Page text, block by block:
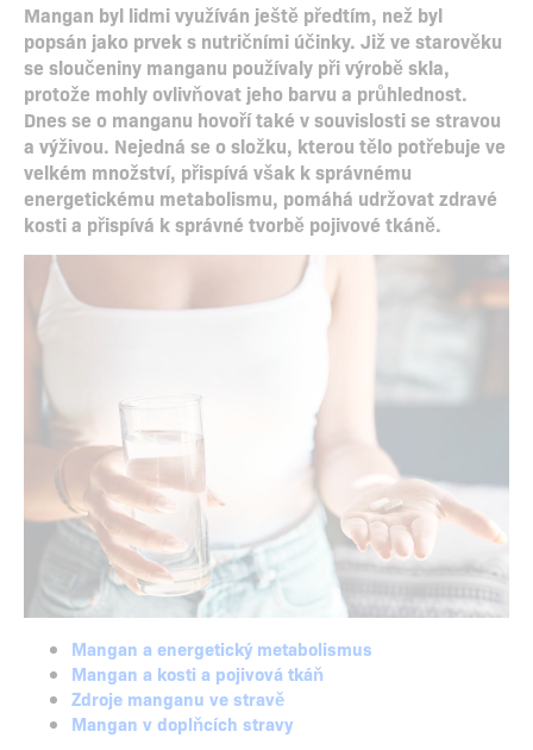
Mangan byl lidmi využíván ještě předtím, než byl
popsán jako prvek s nutričními účinky. Již ve starověku
se sloučeniny manganu používaly při výrobě skla,
protože mohly ovlivňovat jeho barvu a průhlednost.
Dnes se o manganu hovoří také v souvislosti se stravou
a výživou. Nejedná se o složku, kterou tělo potřebuje ve
velkém množství, přispívá však k správnému
energetickému metabolismu, pomáhá udržovat zdravé
kosti a přispívá k správné tvorbě pojivové tkáně.
Mangan a energetický metabolismus
Mangan a kosti a pojivová tkáň
Zdroje manganu ve stravě
Mangan v doplňcích stravy